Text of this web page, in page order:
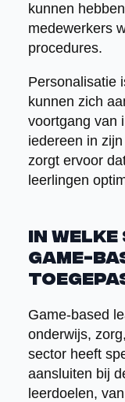
kunnen
medewerkers
procedures.
Personalisatie
kunnen zich
voortgang van
iedereen in
zorgt ervoor
leerlingen
In
game-
Game-based
onderwijs,
sector heeft
aansluiten bij
leerdoelen,